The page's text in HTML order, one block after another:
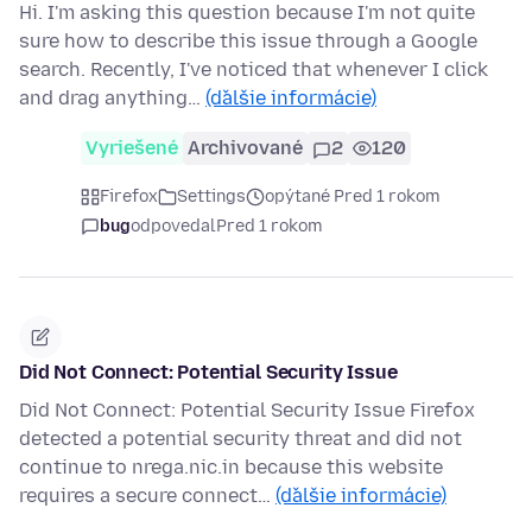
Hi. I'm asking this question because I'm not quite
sure how to describe this issue through a Google
search. Recently, I've noticed that whenever I click
and drag anything… (ďalšie informácie)
Vyriešené Archivované 2 120
Firefox Settings
opýtané Pred 1 rokom
bugodpovedalPred 1 rokom
Did Not Connect: Potential Security Issue
Did Not Connect: Potential Security Issue Firefox
detected a potential security threat and did not
continue to nrega.nic.in because this website
requires a secure connect… (ďalšie informácie)